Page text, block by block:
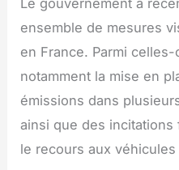
ensemble de mesures
en France. Parmi
notamment la mise en
émissions dans
ainsi que des
le recours aux